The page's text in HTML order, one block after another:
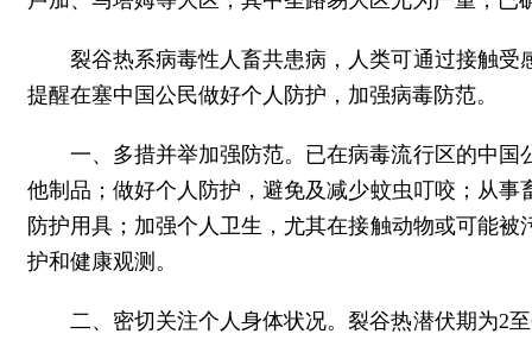
裂谷热系病毒性人畜共患病，人类可通过接触
提醒在塞中国公民做好个人防护，加强病毒防范。
一、多措并举加强防范。已在病毒流行区的中
他制品；做好个人防护，避免及减少蚊虫叮咬；从
防护用具；加强个人卫生，尤其在接触动物或可能
护和健康观测。
二、密切关注个人身体状况。裂谷热潜伏期为2